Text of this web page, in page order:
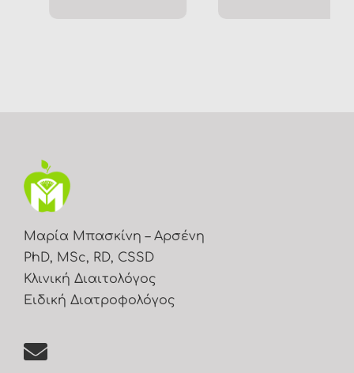
Μαρία Μπασκίνη – Αρσένη
PhD, MSc, RD, CSSD
Κλινική Διαιτολόγος
Ειδική Διατροφολόγος